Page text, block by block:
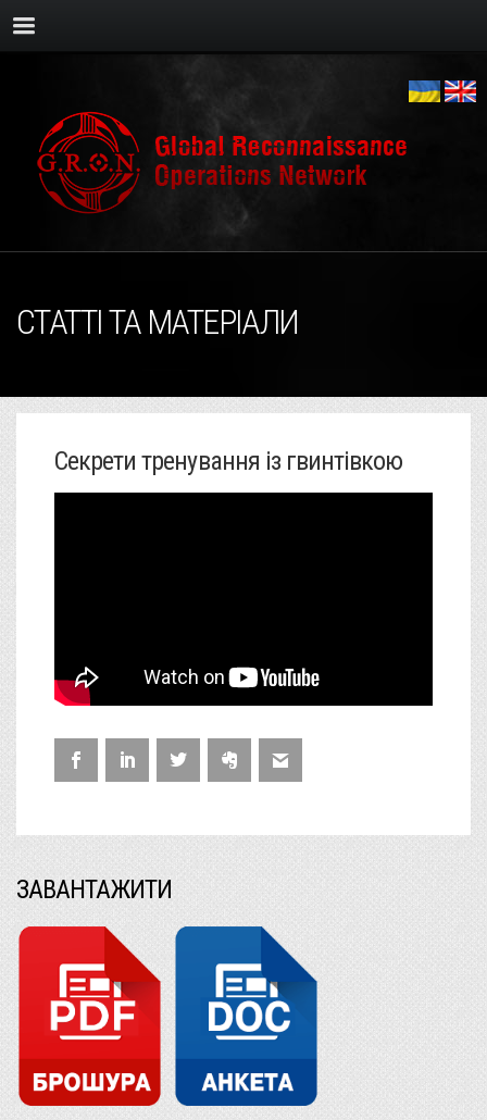
СТАТТІ ТА МАТЕРІАЛИ
Секрети тренування із гвинтівкою
ЗАВАНТАЖИТИ